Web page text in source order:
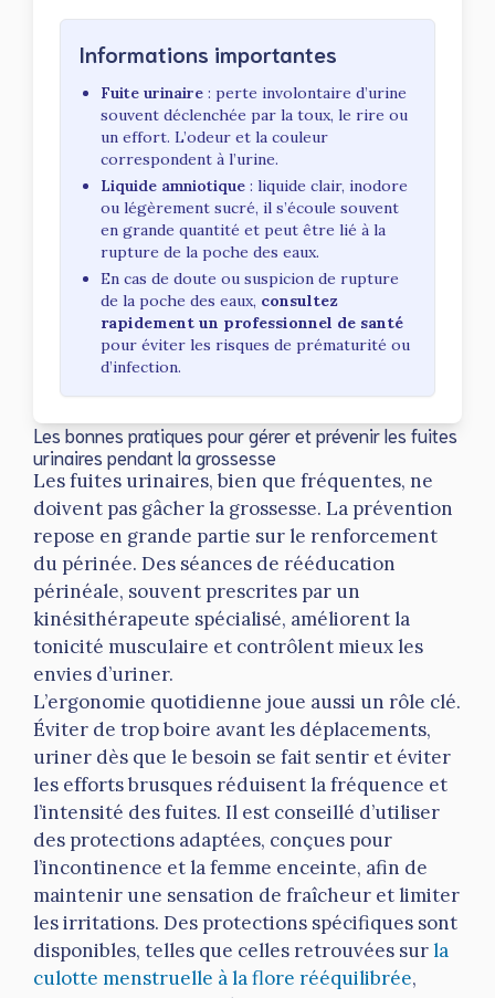
Informations importantes
Fuite urinaire : perte involontaire d’urine
souvent déclenchée par la toux, le rire ou
un effort. L’odeur et la couleur
correspondent à l’urine.
Liquide amniotique : liquide clair, inodore
ou légèrement sucré, il s’écoule souvent
en grande quantité et peut être lié à la
rupture de la poche des eaux.
En cas de doute ou suspicion de rupture
de la poche des eaux, consultez
rapidement un professionnel de santé
pour éviter les risques de prématurité ou
d’infection.
Les bonnes pratiques pour gérer et prévenir les fuites
urinaires pendant la grossesse
Les fuites urinaires, bien que fréquentes, ne
doivent pas gâcher la grossesse. La prévention
repose en grande partie sur le renforcement
du périnée. Des séances de rééducation
périnéale, souvent prescrites par un
kinésithérapeute spécialisé, améliorent la
tonicité musculaire et contrôlent mieux les
envies d’uriner.
L’ergonomie quotidienne joue aussi un rôle clé.
Éviter de trop boire avant les déplacements,
uriner dès que le besoin se fait sentir et éviter
les efforts brusques réduisent la fréquence et
l’intensité des fuites. Il est conseillé d’utiliser
des protections adaptées, conçues pour
l’incontinence et la femme enceinte, afin de
maintenir une sensation de fraîcheur et limiter
les irritations. Des protections spécifiques sont
disponibles, telles que celles retrouvées surla
culotte menstruelle à la flore rééquilibrée,